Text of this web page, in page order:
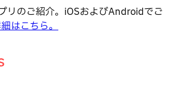
リのご紹介。iOSおよびAndroidでご
はこちら。